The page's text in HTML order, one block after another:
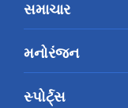
સમાચાર
મનોરંજન
સ્પોર્ટ્સ